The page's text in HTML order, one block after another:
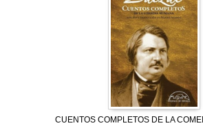
CUENTOS COMPLETOS DE LA